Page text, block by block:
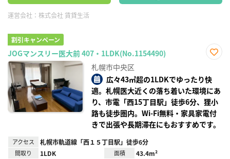
運営会社： 株式会社 賃貸生活
割引キャンペーン
JOGマンスリー医大前 407・1LDK(No.1154490)
り登
録
札幌市中央区
広々43㎡超の1LDKでゆったり快
適。札幌医大近くの落ち着いた環境にあ
り、市電「西15丁目駅」徒歩6分、狸小
路も徒歩圏内。Wi-Fi無料・家具家電付
きで出張や長期滞在にもおすすめです。
アクセス 札幌市軌道線「西１５丁目駅」徒歩6分
間取り 1LDK 面積 43.4m²